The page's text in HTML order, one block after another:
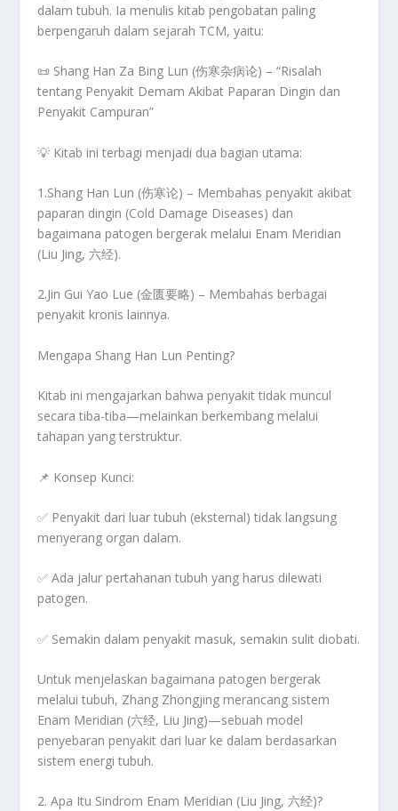
dalam tubuh. Ia menulis kitab pengobatan paling
berpengaruh dalam sejarah TCM, yaitu:
📜 Shang Han Za Bing Lun (伤寒杂病论) – “Risalah
tentang Penyakit Demam Akibat Paparan Dingin dan
Penyakit Campuran”
💡 Kitab ini terbagi menjadi dua bagian utama:
1.Shang Han Lun (伤寒论) – Membahas penyakit akibat
paparan dingin (Cold Damage Diseases) dan
bagaimana patogen bergerak melalui Enam Meridian
(Liu Jing, 六经).
2.Jin Gui Yao Lue (金匮要略) – Membahas berbagai
penyakit kronis lainnya.
Mengapa Shang Han Lun Penting?
Kitab ini mengajarkan bahwa penyakittidak muncul
secara tiba-tiba—melainkan berkembang melalui
tahapan yang terstruktur.
📌 Konsep Kunci:
✅ Penyakit dari luar tubuh (eksternal) tidak langsung
menyerang organ dalam.
✅Ada jalur pertahanan tubuh yang harus dilewati
patogen.
✅ Semakin dalam penyakit masuk, semakin sulit diobati.
Untuk menjelaskan bagaimana patogen bergerak
melalui tubuh, Zhang Zhongjing merancang sistem
Enam Meridian (六经, Liu Jing)—sebuah model
penyebaran penyakit dari luar ke dalam berdasarkan
sistem energi tubuh.
2. Apa Itu Sindrom Enam Meridian (Liu Jing, 六经)?